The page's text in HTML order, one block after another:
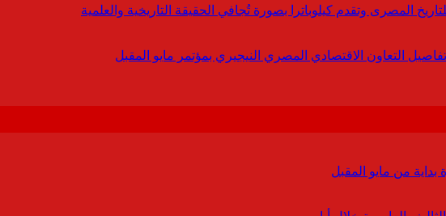
المصرى وتقدم كيلوباترا بصورة تُجافي الحقيقة التاريخية والعلمية
التعاون الاقتصادي المصري النيجيري بمؤتمر مايو المقبل